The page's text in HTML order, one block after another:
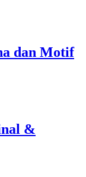
dan Motif
&